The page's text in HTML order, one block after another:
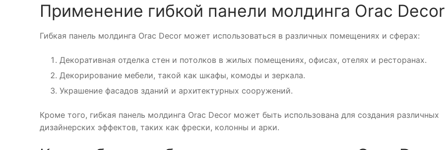
Применение гибкой панели молдинга Orac Decor
Гибкая панель молдинга Orac Decor может использоваться в различных помещениях и сферах:
Декоративная отделка стен и потолков в жилых помещениях, офисах, отелях и ресторанах.
Декорирование мебели, такой как шкафы, комоды и зеркала.
Украшение фасадов зданий и архитектурных сооружений.
Кроме того, гибкая панель молдинга Orac Decor может быть использована для создания различных
дизайнерских эффектов, таких как фрески, колонны и арки.